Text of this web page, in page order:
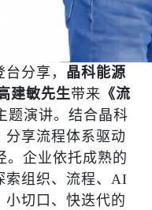
分享， 晶科能源
建敏先生带来 《流
题演讲。结合晶科
分享流程体系驱动
。企业依托成熟的
索组织、流程、AI
小切口、快迭代的